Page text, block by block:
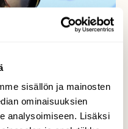
sisällön ja mainosten
ominaisuuksien
analysoimiseen. Lisäksi